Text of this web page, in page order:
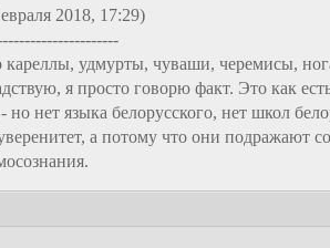
2018, 17:29)
удмурты, чуваши, черемисы,
я просто говорю факт. Это как
но нет языка белорусского, нет школ
а потому что они подражают